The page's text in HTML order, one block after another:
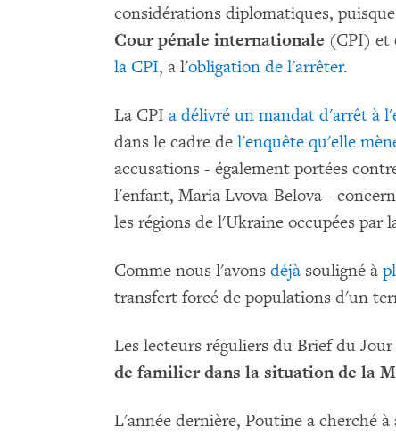
considérations diplomatiques,
Cour pénale internationale (CPI) et
la CPI, a l'obligation de l'arrêter.
La CPI a délivré un mandat d'arrêt à
dans le cadre de l'enquête qu'elle
accusations - également portées
l'enfant, Maria Lvova-Belova -
les régions de l'Ukraine occupées par
Comme nous l'avons déjà souligné à
transfert forcé de populations d'un
Les lecteurs réguliers du Brief du
de familier dans la situation de la
L'année dernière, Poutine a cherché